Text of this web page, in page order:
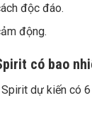
độc đáo.
động.
có bao
dự kiến có